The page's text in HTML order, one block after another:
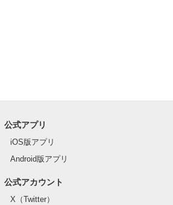
公式アプリ
iOS版アプリ
Android版アプリ
公式アカウント
X（Twitter）